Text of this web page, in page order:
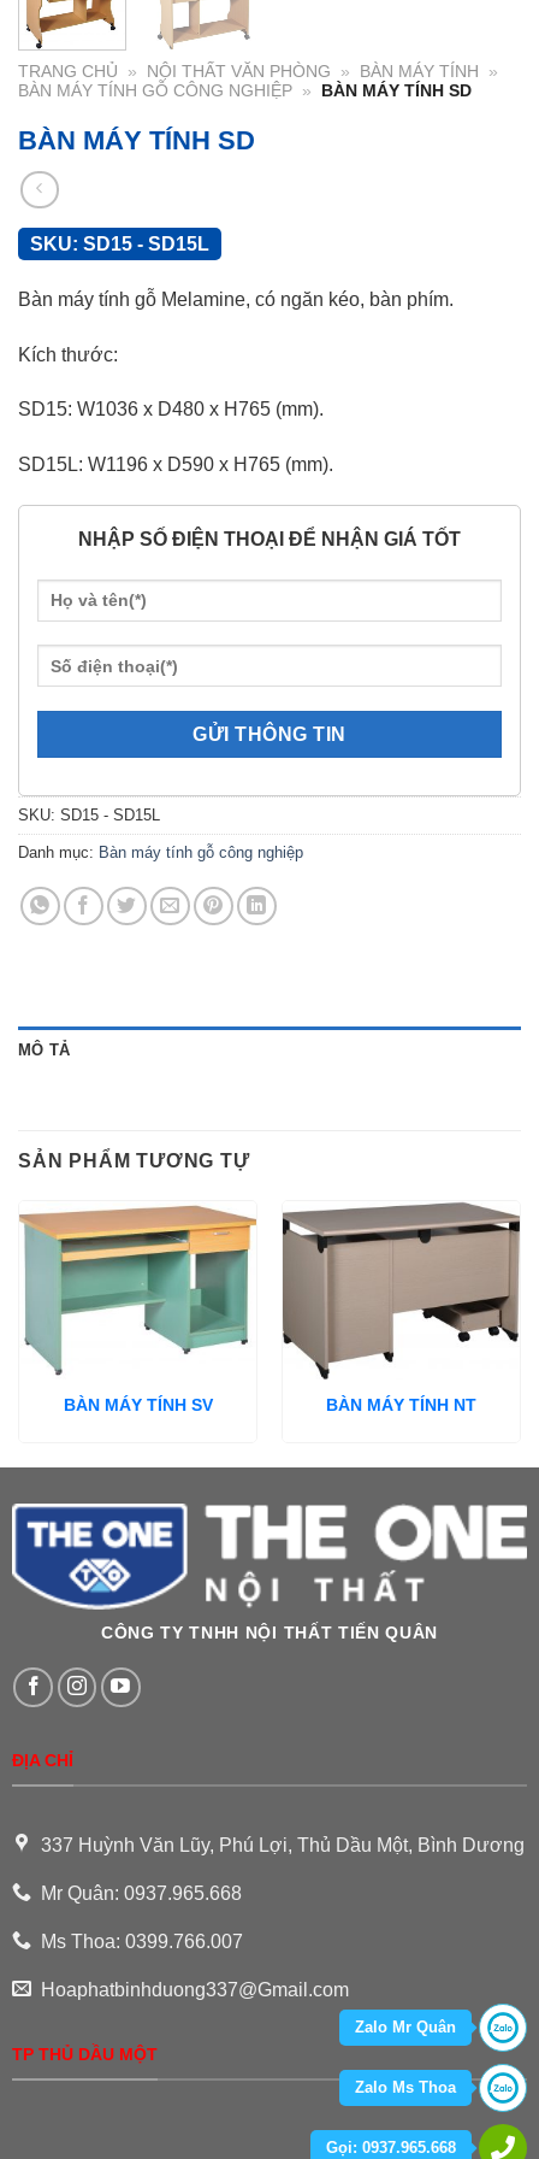
TRANG CHỦ » NỘI THẤT VĂN PHÒNG » BÀN MÁY TÍNH
»
BÀN MÁY TÍNH GỖ CÔNG NGHIỆP » BÀN MÁY TÍNH SD
BÀN MÁY TÍNH SD
SKU: SD15 - SD15L
Bàn máy tính gỗ Melamine, có ngăn kéo, bàn phím.
Kích thước:
SD15: W1036 x D480 x H765 (mm).
SD15L: W1196 x D590 x H765 (mm).
NHẬP SỐ ĐIỆN THOẠI ĐỂ NHẬN GIÁ TỐT
SKU: SD15 - SD15L
Danh mục: Bàn máy tính gỗ công nghiệp
MÔ TẢ
SẢN PHẨM TƯƠNG TỰ
BÀN MÁY TÍNH SV BÀN MÁY TÍNH NT
CÔNG TY TNHH NỘI THẤT TIẾN QUÂN
ĐỊA CHỈ
337 Huỳnh Văn Lũy, Phú Lợi, Thủ Dầu Một, Bình Dương
Mr Quân: 0937.965.668
Ms Thoa: 0399.766.007
Hoaphatbinhduong337@Gmail.com
TP THỦ DẦU MỘT
Zalo Mr Quân
Zalo Ms Thoa
Gọi: 0937.965.668